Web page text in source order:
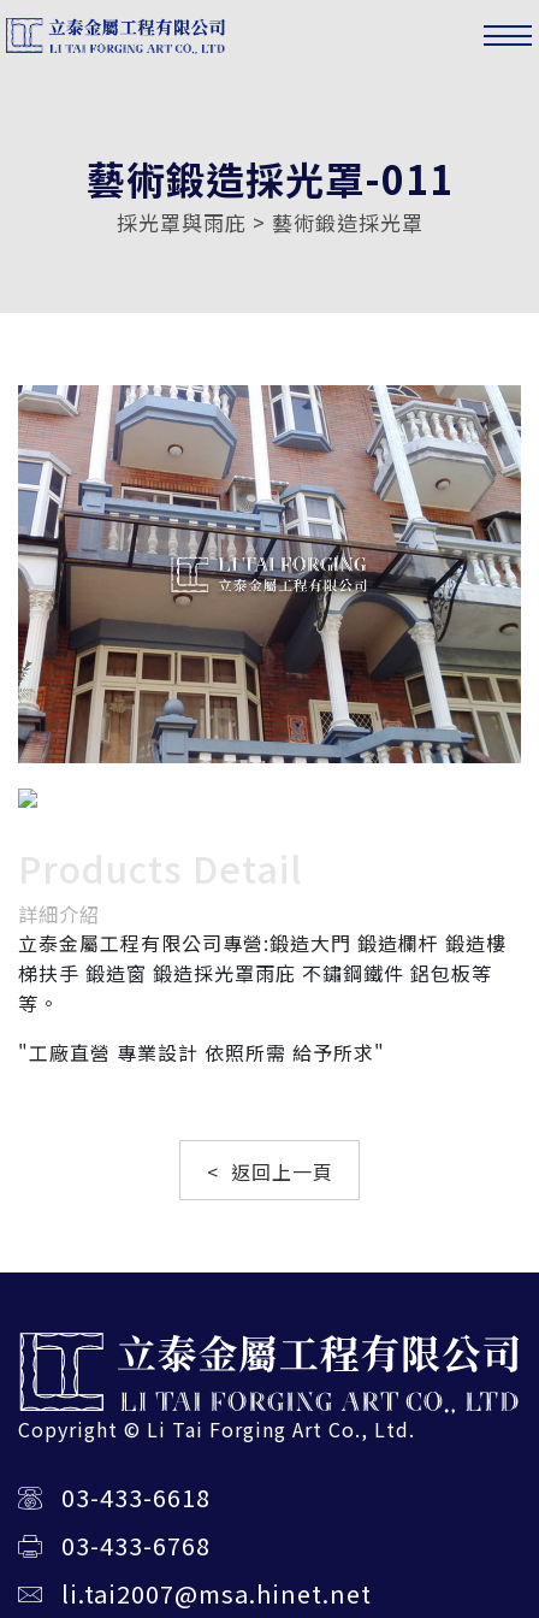
藝術鍛造採光罩-011
採光罩與雨庇 > 藝術鍛造採光罩
Products Detail
詳細介紹
立泰金屬工程有限公司專營:鍛造大門 鍛造欄杆 鍛造樓
梯扶手 鍛造窗 鍛造採光罩雨庇 不鏽鋼鐵件 鋁包板等
等。
"工廠直營 專業設計 依照所需 給予所求"
< 返回上一頁
Copyright © Li Tai Forging Art Co., Ltd.
03-433-6618
03-433-6768
li.tai2007@msa.hinet.net